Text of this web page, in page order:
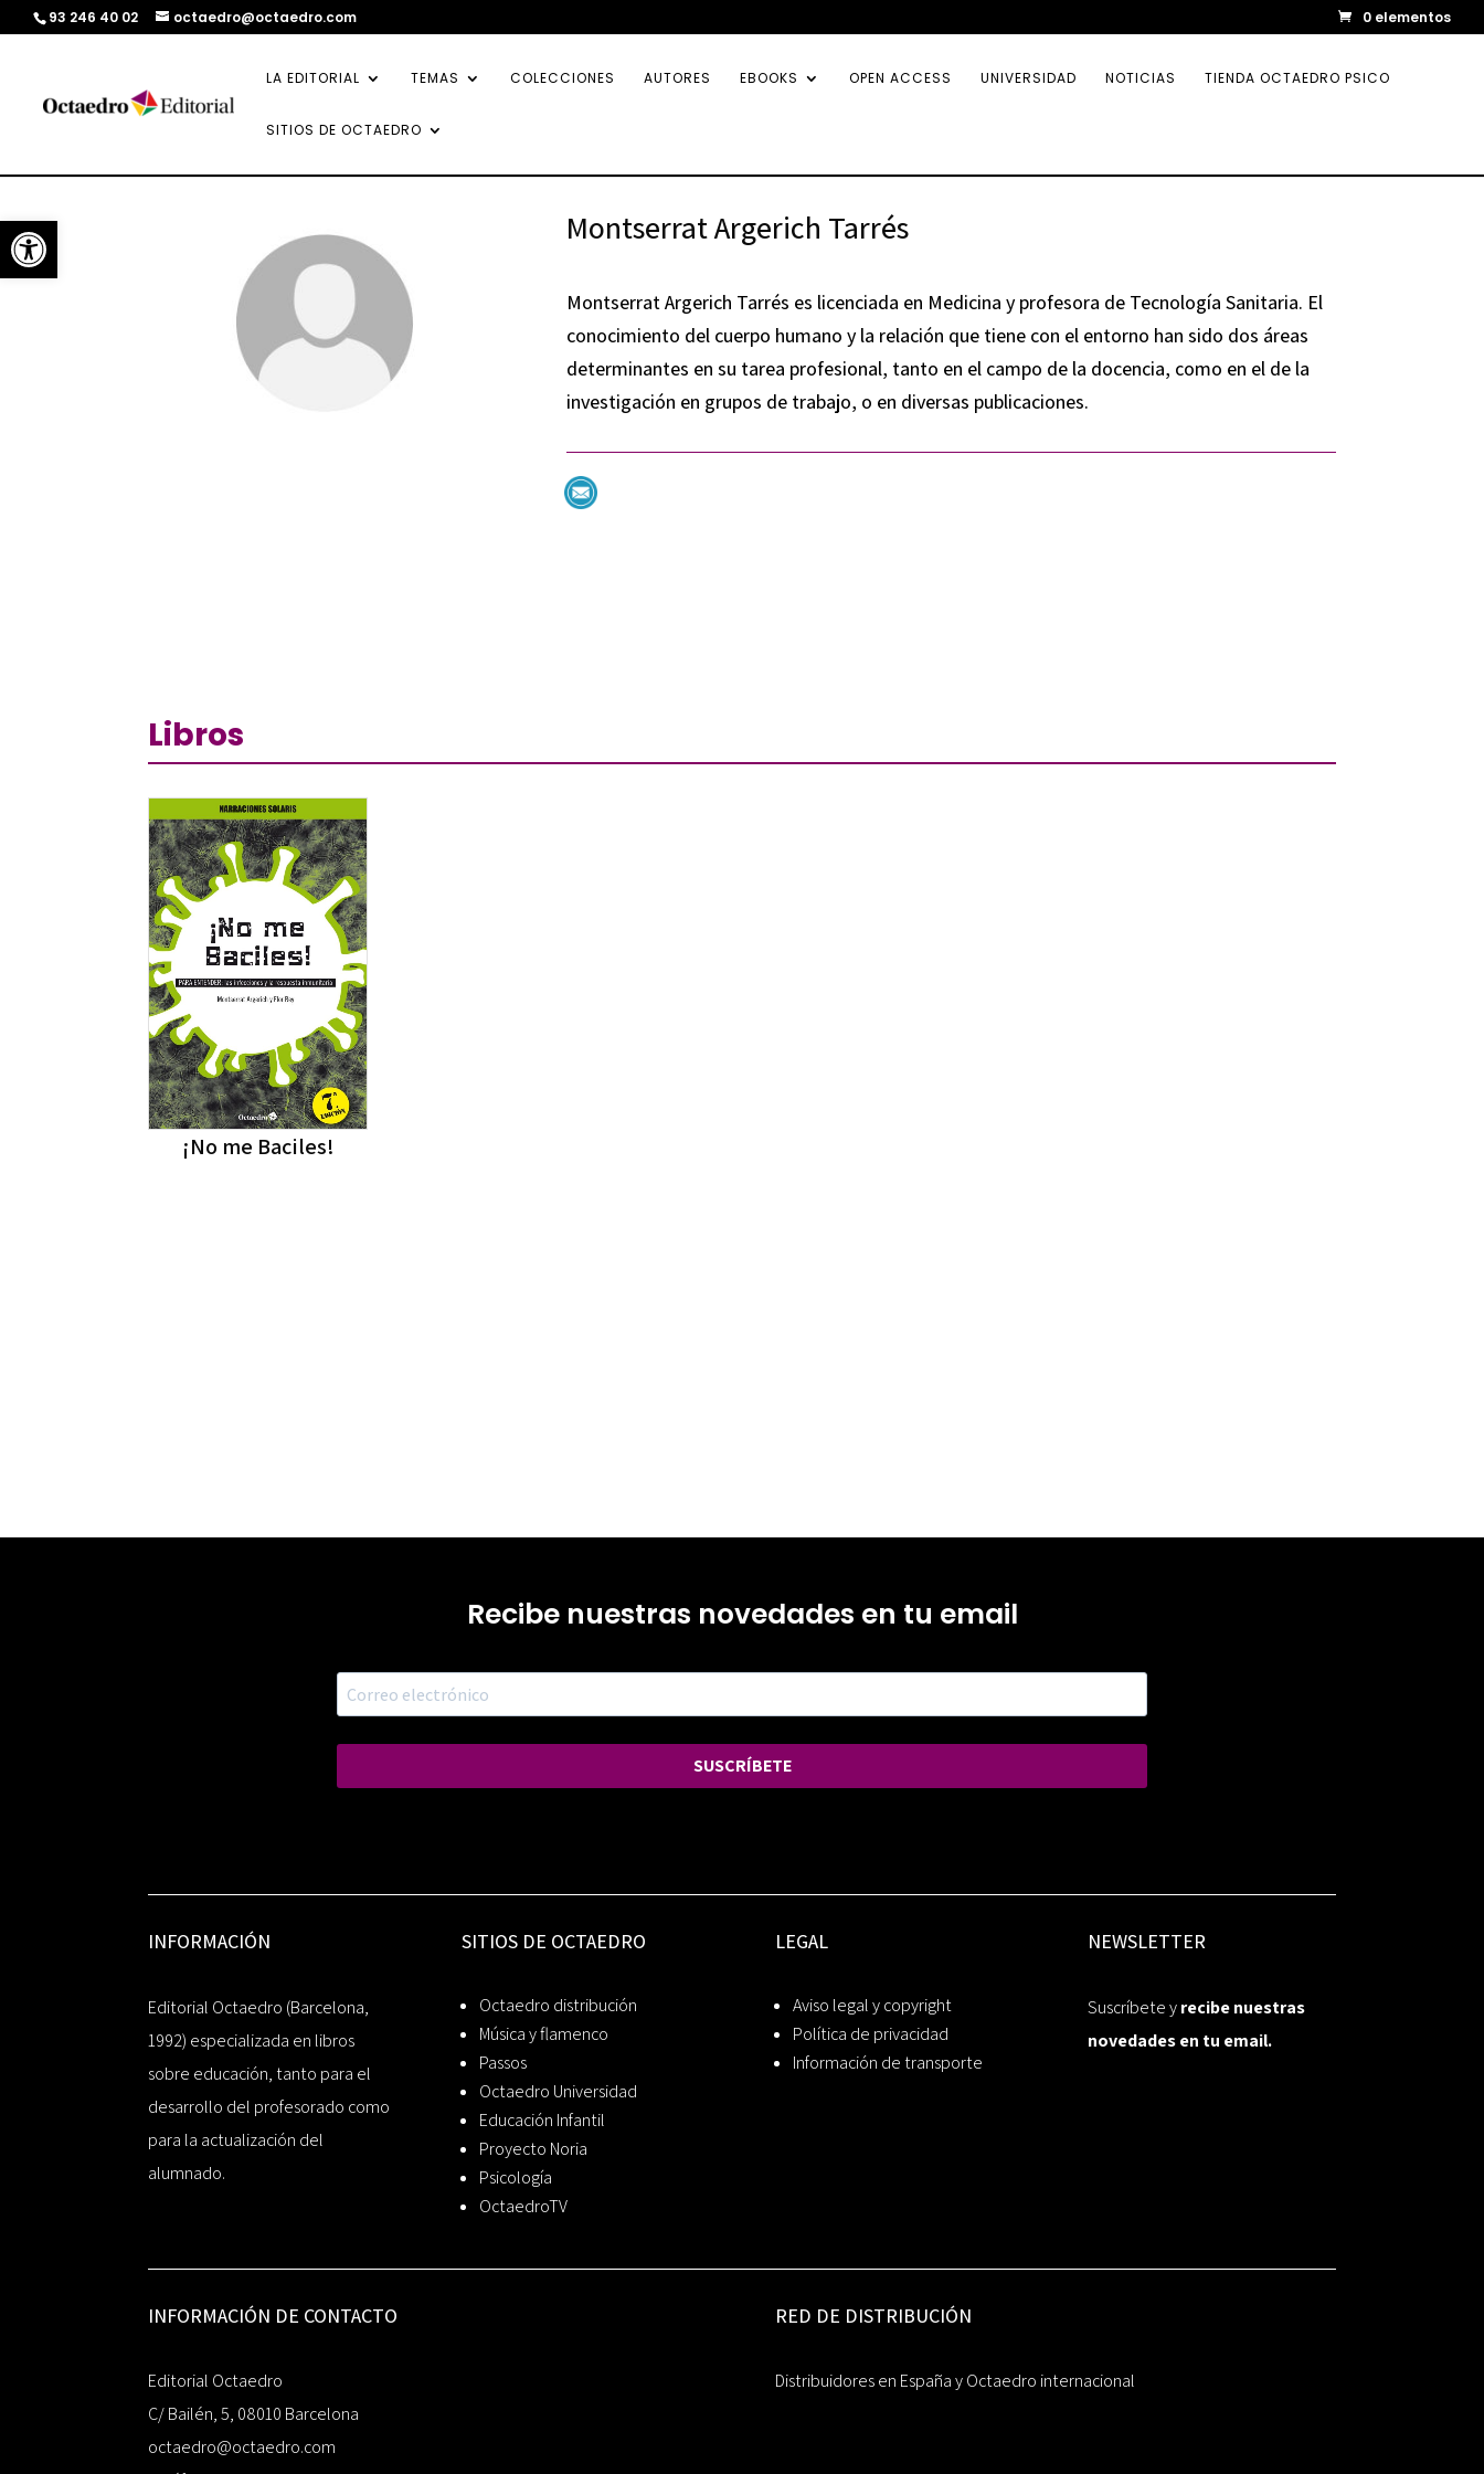
Abrir barra de herramientas
93 246 40 02 octaedro@octaedro.com 0 elementos
LA EDITORIAL TEMAS COLECCIONES AUTORES EBOOKS OPEN ACCESS UNIVERSIDAD NOTICIAS TIENDA OCTAEDRO PSICO
SITIOS DE OCTAEDRO
Montserrat Argerich Tarrés
Montserrat Argerich Tarrés es licenciada en Medicina y profesora de Tecnología Sanitaria. El
conocimiento del cuerpo humano y la relación que tiene con el entorno han sido dos áreas
determinantes en su tarea profesional, tanto en el campo de la docencia, como en el de la
investigación en grupos de trabajo, o en diversas publicaciones.
Libros
¡No me Baciles!
Recibe nuestras novedades en tu email
SUSCRÍBETE
INFORMACIÓN
Editorial Octaedro (Barcelona,
1992) especializada en libros
sobre educación, tanto para el
desarrollo del profesorado como
para la actualización del
alumnado.
SITIOS DE OCTAEDRO
Octaedro distribución
Música y flamenco
Passos
Octaedro Universidad
Educación Infantil
Proyecto Noria
Psicología
OctaedroTV
LEGAL
Aviso legal y copyright
Política de privacidad
Información de transporte
NEWSLETTER
Suscríbete yrecibe nuestras
novedades en tu email.
INFORMACIÓN DE CONTACTO
Editorial Octaedro
C/ Bailén, 5, 08010 Barcelona
octaedro@octaedro.com
RED DE DISTRIBUCIÓN
Distribuidores en España y Octaedro internacional